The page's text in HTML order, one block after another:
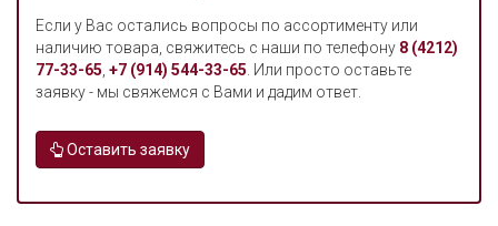
Если у Вас остались вопросы по ассортименту или
наличию товара, свяжитесь с наши по телефону 8 (4212)
77-33-65 +7 (914) 544-33-65 . Или просто оставьте
заявку - мы свяжемся с Вами и дадим ответ.
Оставить заявку